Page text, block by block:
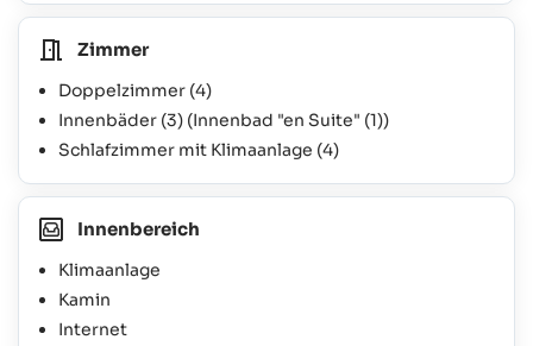
Zimmer
Doppelzimmer (4)
Innenbäder (3) (Innenbad "en Suite" (1))
Schlafzimmer mit Klimaanlage (4)
Innenbereich
Klimaanlage
Kamin
Internet